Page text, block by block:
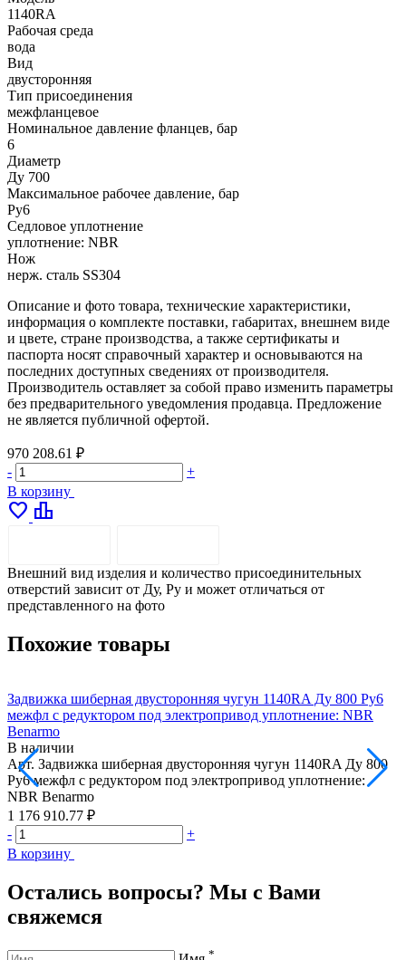
1140RA
Рабочая среда
вода
Вид
двусторонняя
Тип присоединения
межфланцевое
Номинальное давление фланцев, бар
6
Диаметр
Ду 700
Максимальное рабочее давление, бар
Ру6
Седловое уплотнение
уплотнение: NBR
Нож
нерж. сталь SS304
Описание и фото товара, технические характеристики,
информация о комплекте поставки, габаритах, внешнем виде
и цвете, стране производства, а также сертификаты и
паспорта носят справочный характер и основываются на
последних доступных сведениях от производителя.
Производитель оставляет за собой право изменить параметры
без предварительного уведомления продавца. Предложение
не является публичной офертой.
970 208.61 ₽
-
+
В корзину
favorite leaderboard
Внешний вид изделия и количество присоединительных
отверстий зависит от Ду, Pу и может отличаться от
представленного на фото
Похожие товары
Задвижка шиберная двусторонняя чугун 1140RA Ду 800 Ру6
межфл с редуктором под электропривод уплотнение: NBR
Benarmo
В наличии
Арт. Задвижка шиберная двусторонняя чугун 1140RA Ду 800
Ру6 межфл с редуктором под электропривод уплотнение:
NBR Benarmo
1 176 910.77 ₽
-
+
В корзину
Остались вопросы? Мы с Вами
свяжемся
*